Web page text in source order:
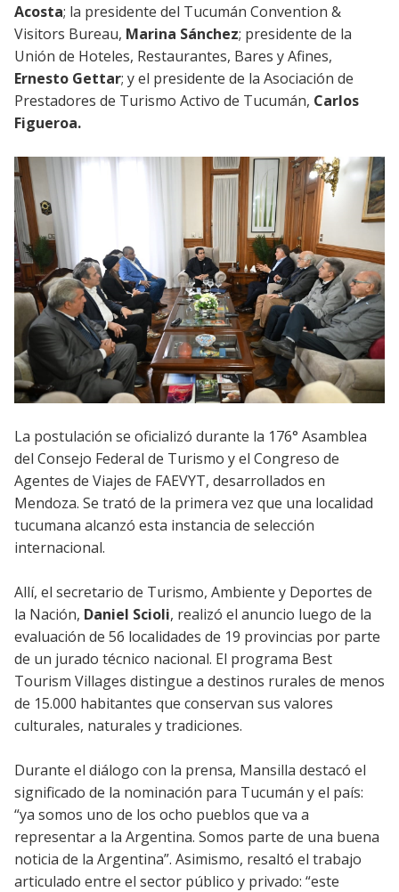
Acosta; la presidente del Tucumán Convention &
Visitors Bureau, Marina Sánchez; presidente de la
Unión de Hoteles, Restaurantes, Bares y Afines,
Ernesto Gettar; y el presidente de la Asociación de
Prestadores de Turismo Activo de Tucumán, Carlos
Figueroa.
La postulación se oficializó durante la 176° Asamblea
del Consejo Federal de Turismo y el Congreso de
Agentes de Viajes de FAEVYT, desarrollados en
Mendoza. Se trató de la primera vez que una localidad
tucumana alcanzó esta instancia de selección
internacional.
Allí, el secretario de Turismo, Ambiente y Deportes de
la Nación, Daniel Scioli, realizó el anuncio luego de la
evaluación de 56 localidades de 19 provincias por parte
de un jurado técnico nacional. El programa Best
Tourism Villages distingue a destinos rurales de menos
de 15.000 habitantes que conservan sus valores
culturales, naturales y tradiciones.
Durante el diálogo con la prensa, Mansilla destacó el
significado de la nominación para Tucumán y el país:
“ya somos uno de los ocho pueblos que va a
representar a la Argentina. Somos parte de una buena
noticia de la Argentina”. Asimismo, resaltó el trabajo
articulado entre el sector público y privado: “este